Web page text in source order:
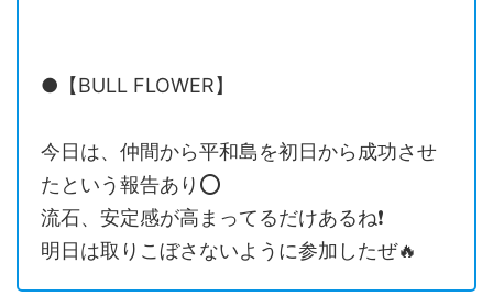
●【BULL FLOWER】
今日は、仲間から平和島を初日から成功させ
たという報告あり⭕️
流石、安定感が高まってるだけあるね❗️
明日は取りこぼさないように参加したぜ🔥